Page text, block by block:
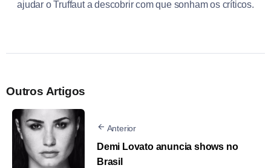
ajudar o Truffaut a descobrir com que sonham os críticos.
Outros Artigos
Anterior
Demi Lovato anuncia shows no
Brasil